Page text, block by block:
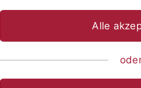
um sich anzumelden:
Alle